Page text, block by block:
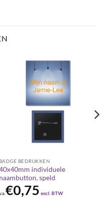
BADGE BEDRUKKEN
individuele
naambutton, speld
€0,75 excl. BTW